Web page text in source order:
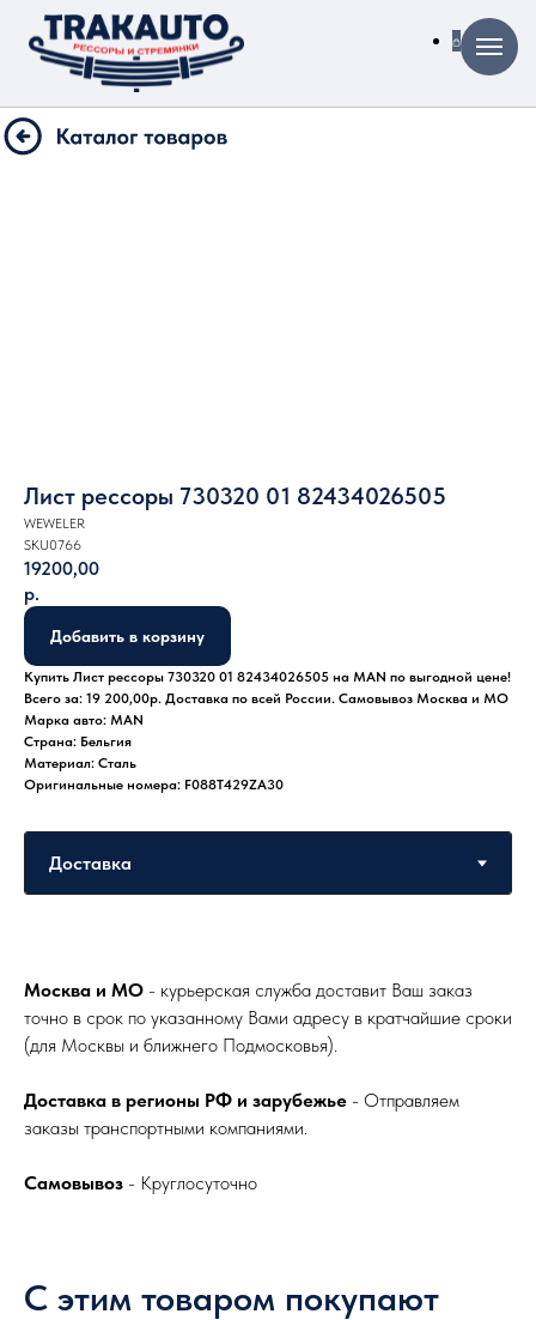
Лист рессоры 730320 01 82434026505
WEWELER
SKU0766
19200,00
р.
Добавить в корзину
Купить Лист рессоры 730320 01 82434026505 на MAN по выгодной цене!
Всего за: 19 200,00р. Доставка по всей России. Самовывоз Москва и МО
Марка авто: MAN
Страна: Бельгия
Материал: Сталь
Оригинальные номера: F088T429ZA30
Москва и МО - курьерская служба доставит Ваш заказ
точно в срок по указанному Вами адресу в кратчайшие сроки
(для Москвы и ближнего Подмосковья).
Доставка в регионы РФ и зарубежье - Отправляем
заказы транспортными компаниями.
Самовывоз - Круглосуточно
С этим товаром покупают